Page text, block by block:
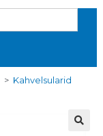
> Kahvelsularid